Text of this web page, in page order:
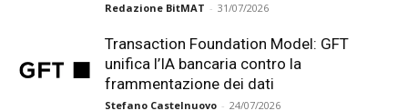
Redazione BitMAT - 31/07/2026
Transaction Foundation Model: GFT
unifica l’IA bancaria contro la
frammentazione dei dati
Stefano Castelnuovo - 24/07/2026